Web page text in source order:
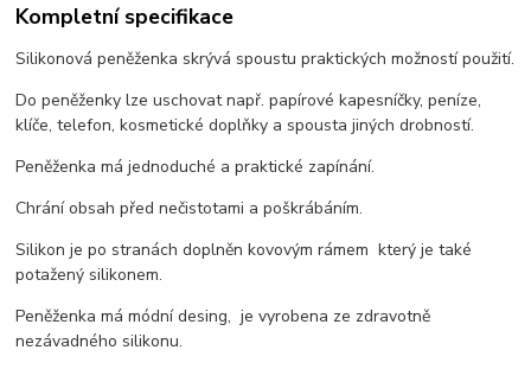
Kompletní specifikace
Silikonová peněženka skrývá spoustu praktických možností použití.
Do peněženky lze uschovat např. papírové kapesníčky, peníze,
klíče, telefon, kosmetické doplňky a spousta jiných drobností.
Peněženka má jednoduché a praktické zapínání.
Chrání obsah před nečistotami a poškrábáním.
Silikon je po stranách doplněn kovovým rámem který je také
potažený silikonem.
Peněženka má módní desing, je vyrobena ze zdravotně
nezávadného silikonu.